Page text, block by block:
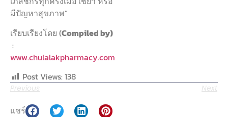
มีปัญหาสุขภาพ”
เรียบเรียงโดย (Compiled by)
:
www.chulalakpharmacy.com
Post Views: 138
Previous Next
แชร์